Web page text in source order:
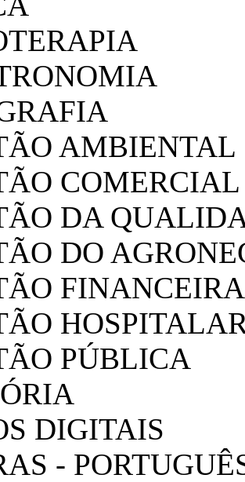
AMBIENTAL
COMERCIAL
DA
DO
FINANCEIRA
PÚBLICA
DIGITAIS
-